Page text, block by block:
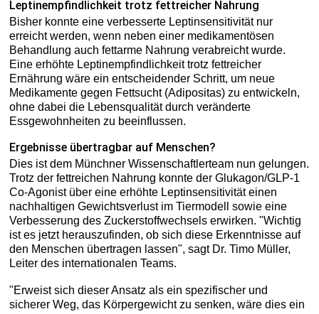
Leptinempfindlichkeit trotz fettreicher Nahrung
Bisher konnte eine verbesserte Leptinsensitivität nur
erreicht werden, wenn neben einer medikamentösen
Behandlung auch fettarme Nahrung verabreicht wurde.
Eine erhöhte Leptinempfindlichkeit trotz fettreicher
Ernährung wäre ein entscheidender Schritt, um neue
Medikamente gegen Fettsucht (Adipositas) zu entwickeln,
ohne dabei die Lebensqualität durch veränderte
Essgewohnheiten zu beeinflussen.
Ergebnisse übertragbar auf Menschen?
Dies ist dem Münchner Wissenschaftlerteam nun gelungen.
Trotz der fettreichen Nahrung konnte der Glukagon/GLP-1
Co-Agonist über eine erhöhte Leptinsensitivität einen
nachhaltigen Gewichtsverlust im Tiermodell sowie eine
Verbesserung des Zuckerstoffwechsels erwirken. "Wichtig
ist es jetzt herauszufinden, ob sich diese Erkenntnisse auf
den Menschen übertragen lassen", sagt Dr. Timo Müller,
Leiter des internationalen Teams.
"Erweist sich dieser Ansatz als ein spezifischer und
sicherer Weg, das Körpergewicht zu senken, wäre dies ein